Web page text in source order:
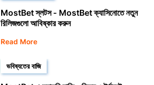
MostBet স্লটস - MostBet ক্যাসিনোতে নতুন
রিলিজগুলো আবিষ্কার করুন
Read More
ভবিষ্যতের বাজি